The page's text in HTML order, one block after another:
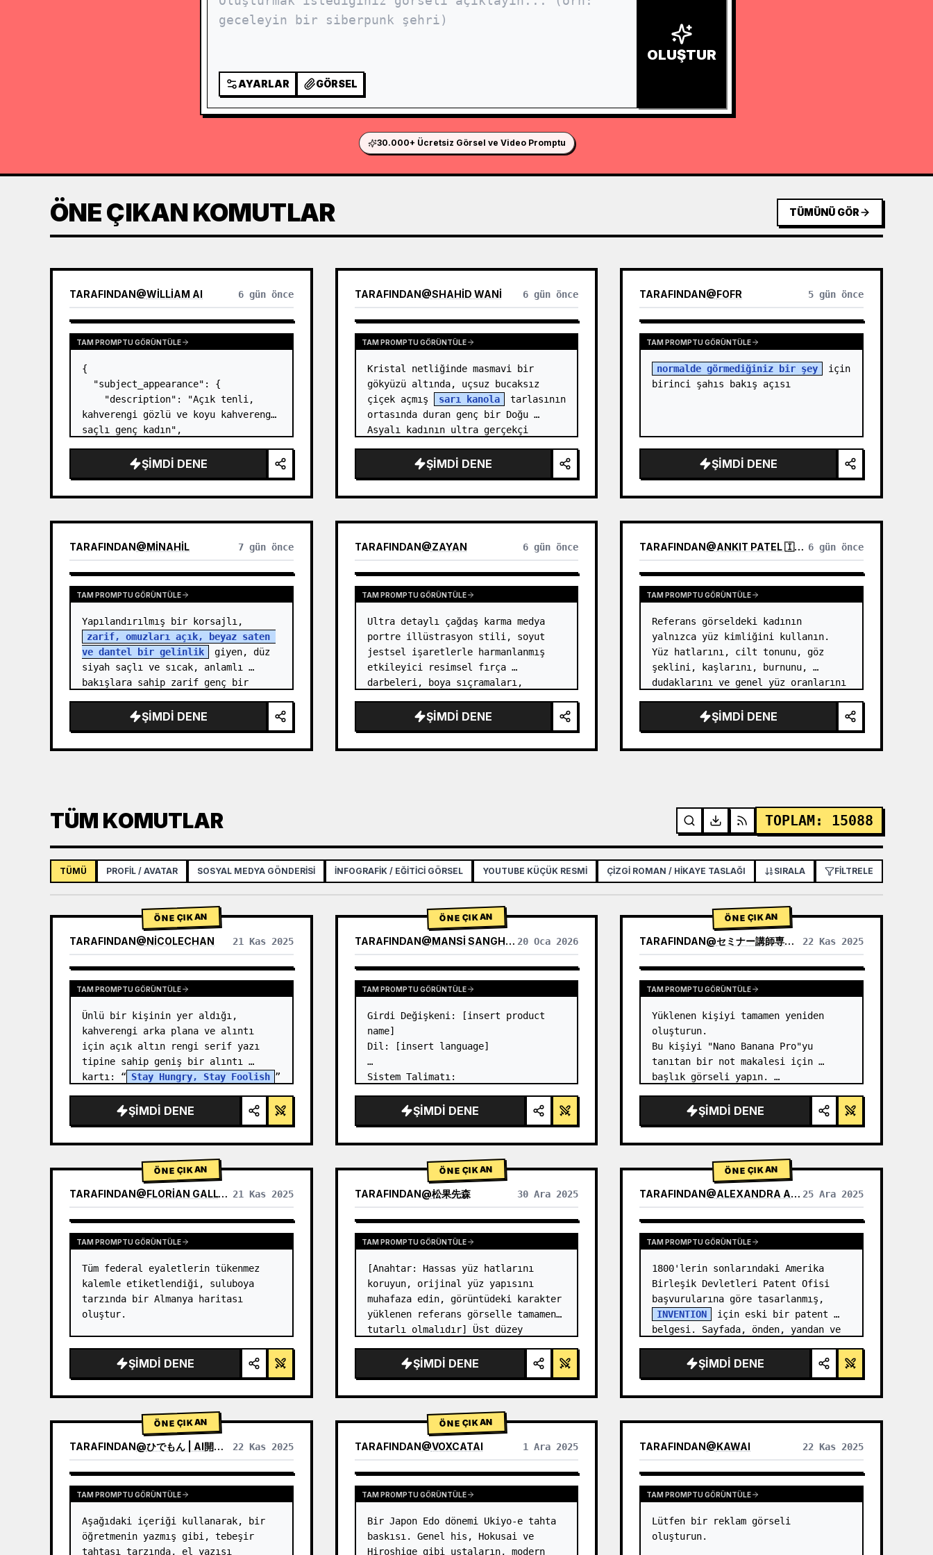
AYARLAR GÖRSEL
OLUŞTUR
30.000+ Ücretsiz Görsel ve Video Promptu
ÖNE ÇIKAN KOMUTLAR TÜMÜNÜ GÖR
TARAFINDAN@WILLIAM AI 6 gün önce
TAM PROMPTU GÖRÜNTÜLE
{
  "subject_appearance": {
    "description": "Açık tenli,
kahverengi gözlü ve koyu kahverengi
saçlı genç kadın",
yumuşak tutamlar bırakılmış, yüksek
ve dokulu bir topuz",
ŞIMDI DENE
TARAFINDAN@SHAHID WANI 6 gün önce
TAM PROMPTU GÖRÜNTÜLE
Kristal netliğinde masmavi bir
gökyüzü altında, uçsuz bucaksız
çiçek açmış
sarı kanola
tarlasının
ortasında duran genç bir Doğu
Asyalı kadının ultra gerçekçi
düşük açıdan, üç çeyrek yan pr…
ŞIMDI DENE
TARAFINDAN@FOFR 5 gün önce
TAM PROMPTU GÖRÜNTÜLE
normalde görmediğiniz bir şey
için
birinci şahıs bakış açısı
ŞIMDI DENE
TARAFINDAN@MINAHIL 7 gün önce
TAM PROMPTU GÖRÜNTÜLE
zarif, omuzları açık, beyaz saten
ve dantel bir gelinlik
giyen, düz
siyah saçlı ve sıcak, anlamlı
bakışlara sahip zarif genç bir
gelin portresi serisi. Üzerind…
ŞIMDI DENE
TARAFINDAN@ZAYAN 6 gün önce
TAM PROMPTU GÖRÜNTÜLE
Ultra detaylı çağdaş karma medya
portre illüstrasyon stili, soyut
jestsel işaretlerle harmanlanmış
etkileyici resimsel fırça
darbeleri, boya sıçramaları,
şekiller ve yarı şeffaf katmanları
birleştiren katmanlı kolaj
ŞIMDI DENE
TARAFINDAN@ANKIT PATEL 🇮🇳 | AI 6 gün önce
TAM PROMPTU GÖRÜNTÜLE
Referans görseldeki kadının
yalnızca yüz kimliğini kullanın.
Yüz hatlarını, cilt tonunu, göz
şeklini, kaşlarını, burnunu,
dudaklarını ve genel yüz oranlarını
ŞIMDI DENE
TÜM KOMUTLAR TOPLAM: 15088
TÜMÜ PROFIL / AVATAR SOSYAL MEDYA GÖNDERISI İNFOGRAFIK / EĞITICI GÖRSEL YOUTUBE KÜÇÜK RESMI ÇIZGI ROMAN / HIKAYE TASLAĞI POSTER / EL İLANI UYGULAMA /
SIRALA FILTRELE
ÖNE ÇIKAN
TARAFINDAN@NICOLECHAN 21 Kas 2025
DIĞER MODELLERIN SONUÇLARINI GÖRÜNTÜLE
TAM PROMPTU GÖRÜNTÜLE
Ünlü bir kişinin yer aldığı,
kahverengi arka plana ve alıntı
için açık altın rengi serif yazı
tipine sahip geniş bir alıntı
kartı: “ Stay Hungry, Stay Foolish ”
name="author" default="Stev…
ŞIMDI DENE
ÖNE ÇIKAN
TARAFINDAN@MANSI SANGHANI 20 Oca 2026
DIĞER MODELLERIN SONUÇLARINI GÖRÜNTÜLE
TAM PROMPTU GÖRÜNTÜLE
Girdi Değişkeni: [insert product
name]
Dil: [insert language]
Sistem Talimatı:
kartlar yalnızca metin başlıklarını
gösterir) birinci sınıf likit cam
1) Ürün Analizi:
ŞIMDI DENE
ÖNE ÇIKAN
TARAFINDAN@セミナー講師専門AIコンシェルジュ｜工藤 晶 22 Kas 2025
DIĞER MODELLERIN SONUÇLARINI GÖRÜNTÜLE
TAM PROMPTU GÖRÜNTÜLE
Yüklenen kişiyi tamamen yeniden
oluşturun.
Bu kişiyi "Nano Banana Pro"yu
tanıtan bir not makalesi için
başlık görseli yapın. …
ŞIMDI DENE
ÖNE ÇIKAN
TARAFINDAN@FLORIAN GALLWITZ 21 Kas 2025
TAM PROMPTU GÖRÜNTÜLE
Tüm federal eyaletlerin tükenmez
kalemle etiketlendiği, suluboya
tarzında bir Almanya haritası
oluştur.
ŞIMDI DENE
ÖNE ÇIKAN
TARAFINDAN@松果先森 30 Ara 2025
TAM PROMPTU GÖRÜNTÜLE
[Anahtar: Hassas yüz hatlarını
koruyun, orijinal yüz yapısını
muhafaza edin, görüntüdeki karakter
yüklenen referans görselle tamamen
tutarlı olmalıdır] Üst düzey
fotoğrafı. Sol üst panel (Lacivert
arka plan): Karakter, altın düğmel…
ŞIMDI DENE
ÖNE ÇIKAN
TARAFINDAN@ALEXANDRA AISLING 25 Ara 2025
DIĞER MODELLERIN SONUÇLARINI GÖRÜNTÜLE
TAM PROMPTU GÖRÜNTÜLE
1800'lerin sonlarındaki Amerika
Birleşik Devletleri Patent Ofisi
INVENTION
için eski bir patent
belgesi. Sayfada, önden, yandan ve
numaralı açıklamalara (Şekil…
ŞIMDI DENE
ÖNE ÇIKAN
TARAFINDAN@ひでもん | AI開発@ニュース発信 22 Kas 2025
DIĞER MODELLERIN SONUÇLARINI GÖRÜNTÜLE
TAM PROMPTU GÖRÜNTÜLE
Aşağıdaki içeriği kullanarak, bir
öğretmenin yazmış gibi, tebeşir
tahtası tarzında, el yazısı
ÖNE ÇIKAN
TARAFINDAN@VOXCATAI 1 Ara 2025
TAM PROMPTU GÖRÜNTÜLE
Bir Japon Edo dönemi Ukiyo-e tahta
baskısı. Genel his, Hokusai ve
Hiroshige gibi ustaların, modern
TARAFINDAN@KAWAI 22 Kas 2025
TAM PROMPTU GÖRÜNTÜLE
Lütfen bir reklam görseli
oluşturun.